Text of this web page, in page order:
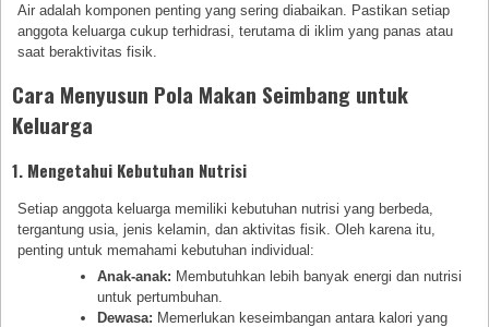
Air adalah komponen penting yang sering diabaikan. Pastikan setiap
anggota keluarga cukup terhidrasi, terutama di iklim yang panas atau
saat beraktivitas fisik.
Cara Menyusun Pola Makan Seimbang untuk
Keluarga
1. Mengetahui Kebutuhan Nutrisi
Setiap anggota keluarga memiliki kebutuhan nutrisi yang berbeda,
tergantung usia, jenis kelamin, dan aktivitas fisik. Oleh karena itu,
penting untuk memahami kebutuhan individual:
Anak-anak: Membutuhkan lebih banyak energi dan nutrisi
untuk pertumbuhan.
Dewasa: Memerlukan keseimbangan antara kalori yang